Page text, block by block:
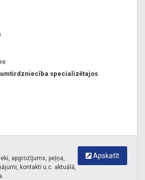
specializētajos
Apskatīt
apgrozījums, peļņa,
kontakti u.c. aktuālā,